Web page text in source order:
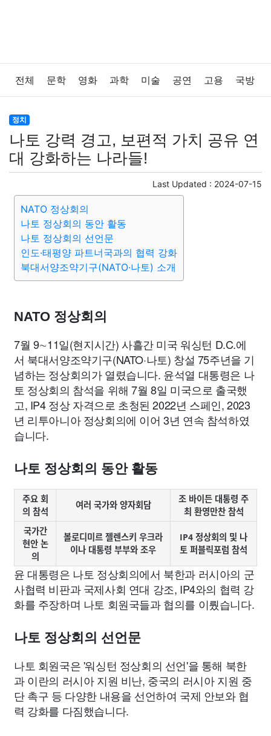
전체 문학 영화 과학 미술 공연 고용 국방
법률
보건 질병 가요 방송 일상 주식 암호화폐
반려동물 패션 미용
증권 인테리어
게임 스포츠 사진 대출 자동차
맛집 IT 컴퓨터 기술 종교 사회
의료 의학 경제
교통 생활 기타
정치
나토 강력 경고, 보편적 가치 공유 연
대 강화하는 나라들!
Last Updated : 2024-07-15
NATO 정상회의
나토 정상회의 동안 활동
나토 정상회의 선언문
인도·태평양 파트너국과의 협력 강화
북대서양조약기구(NATO·나토) 소개
NATO 정상회의
7월 9∼11일(현지시간) 사흘간 미국 워싱턴 D.C.에
서 북대서양조약기구(NATO·나토) 창설 75주년을 기
념하는 정상회의가 열렸습니다. 윤석열 대통령은 나
토 정상회의 참석을 위해 7월 8일 미국으로 출국했
고, IP4 정상 자격으로 초청된 2022년 스페인, 2023
년 리투아니아 정상회의에 이어 3년 연속 참석하였
습니다.
나토 정상회의 동안 활동
주요 회
의 참석
여러 국가와 양자회담
조 바이든 대통령 주
최 환영만찬 참석
국가간
현안 논
의
볼로디미르 젤렌스키 우크라
이나 대통령 부부와 조우
IP4 정상회의 및 나
토 퍼블릭포럼 참석
윤 대통령은 나토 정상회의에서 북한과 러시아의 군
사협력 비판과 국제사회 연대 강조, IP4와의 협력 강
화를 주장하며 나토 회원국들과 협의를 이뤘습니다.
나토 정상회의 선언문
나토 회원국은 '워싱턴 정상회의 선언'을 통해 북한
과 이란의 러시아 지원 비난, 중국의 러시아 지원 중
단 촉구 등 다양한 내용을 선언하여 국제 안보와 협
력 강화를 다짐했습니다.